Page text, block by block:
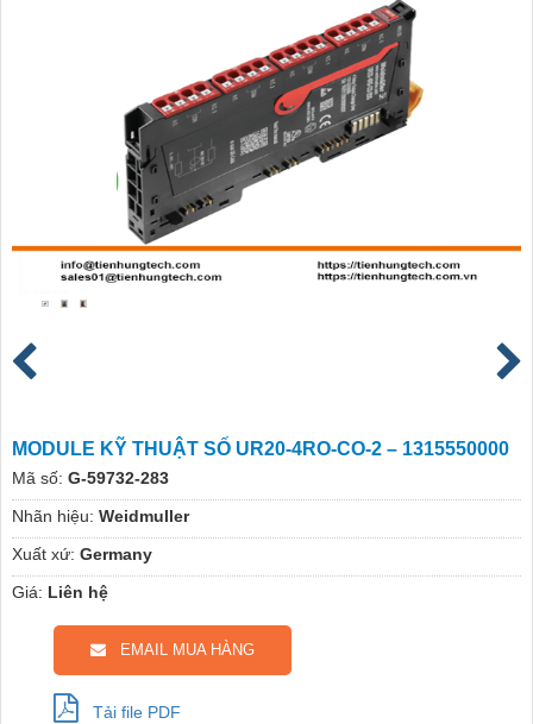
MODULE KỸ THUẬT SỐ UR20-4RO-CO-2 – 1315550000
Mã số: G-59732-283
Nhãn hiệu: Weidmuller
Xuất xứ: Germany
Giá: Liên hệ
EMAIL MUA HÀNG
Tải file PDF